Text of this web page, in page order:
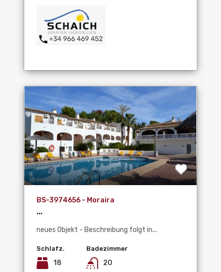
BS-3974656 - Moraira
...
neues Objekt - Beschreibung folgt in...
Schlafz.
18
Badezimmer
20